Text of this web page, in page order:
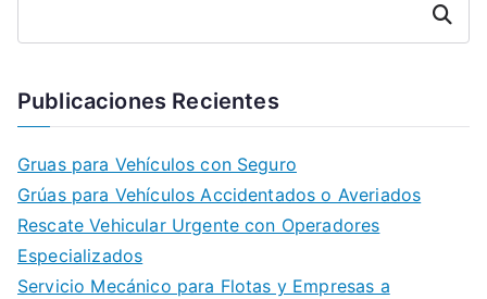
Buscar
Publicaciones Recientes
Gruas para Vehículos con Seguro
Grúas para Vehículos Accidentados o Averiados
Rescate Vehicular Urgente con Operadores
Especializados
Servicio Mecánico para Flotas y Empresas a